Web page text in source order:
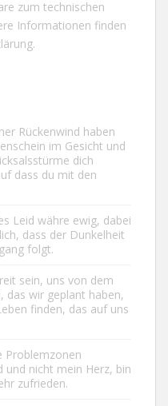
zum technischen
Informationen finden
Rückenwind haben
im Gesicht und
dich
dass du mit den
Leid währe ewig, dabei
dass der Dunkelheit
folgt.
sein, uns von dem
das wir geplant haben,
finden, das auf uns
Problemzonen
und nicht mein Herz, bin
zufrieden.